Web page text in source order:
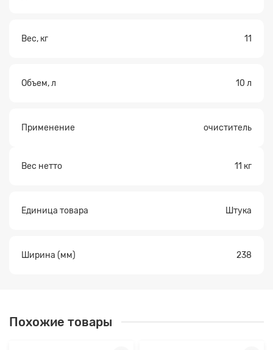
Вес, кг 11
Объем, л 10 л
Применение очиститель
Вес нетто 11 кг
Единица товара Штука
Ширина (мм) 238
Похожие товары